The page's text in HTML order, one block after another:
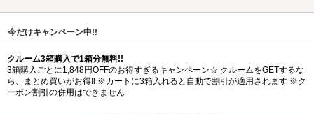
今だけキャンペーン中!!
クルーム3箱購入で1箱分無料!!
3箱購入ごとに1,848円OFFのお得すぎるキャンペーン☆ クルームをGETするな
ら、まとめ買いがお得‼ ※カートに3箱入れると自動で割引が適用されます ※ク
ーポン割引の併用はできません